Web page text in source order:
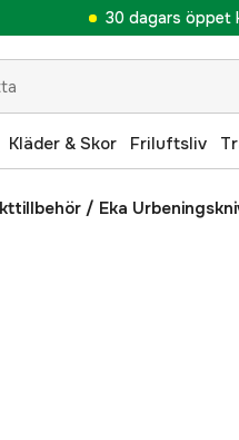
30 dagars öppet
Kläder & Skor Friluftsliv
/ Eka